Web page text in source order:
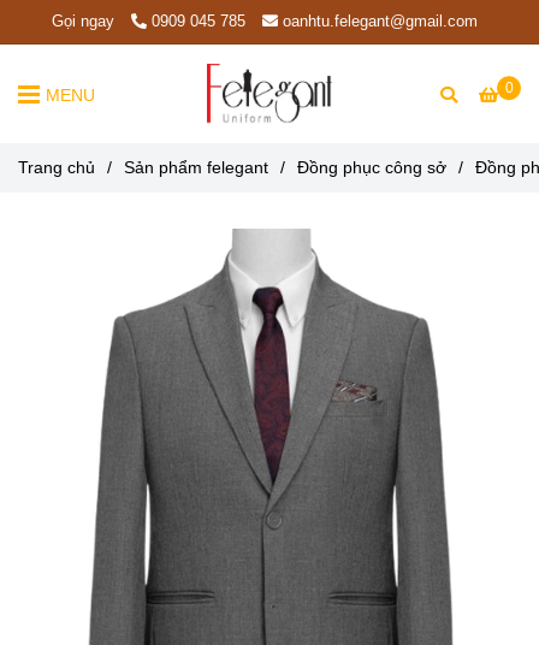
Gọi ngay 0909 045 785 oanhtu.felegant@gmail.com
0
MENU
Trang chủ / Sản phẩm felegant / Đồng phục công sở / Đồng